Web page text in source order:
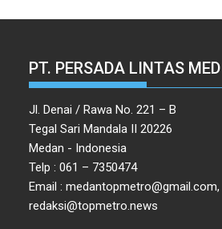
PT. PERSADA LINTAS
Jl. Denai / Rawa No. 221 – B
Tegal Sari Mandala II 20226
Medan - Indonesia
Telp : 061 – 7350474
Email : medantopmetro@gmail.com,
redaksi@topmetro.news